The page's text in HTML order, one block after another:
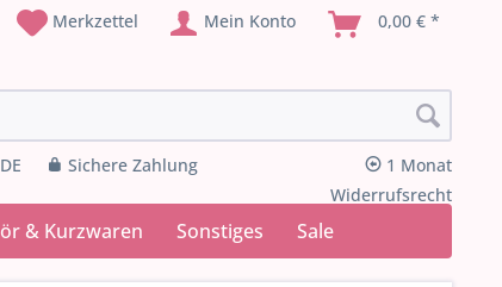
Merkzettel Mein Konto 0,00 € *
Sichere Zahlung
1 Monat
Widerrufsrecht
& Kurzwaren Sonstiges Sale